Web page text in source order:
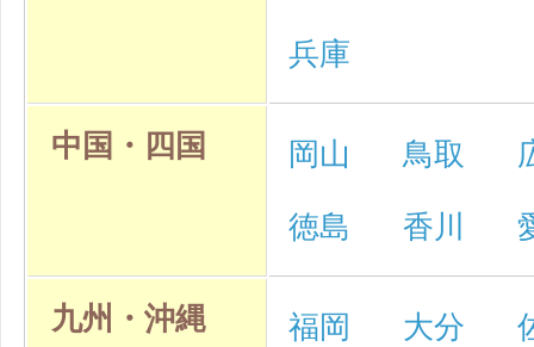
兵庫
中国・四国 岡山 鳥取
徳島 香川
九州・沖縄 福岡 大分